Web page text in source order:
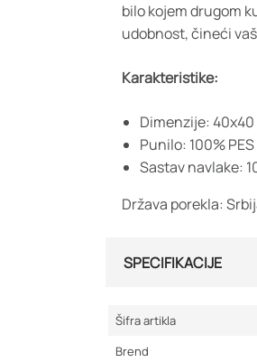
bilo kojem drugom
udobnost, čineći
Karakteristike:
Dimenzije: 40x40
Punilo: 100% PES
Sastav navlake:
Država porekla:
SPECIFIKACIJE
Šifra artikla
Brend